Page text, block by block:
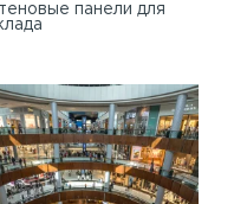
панели для